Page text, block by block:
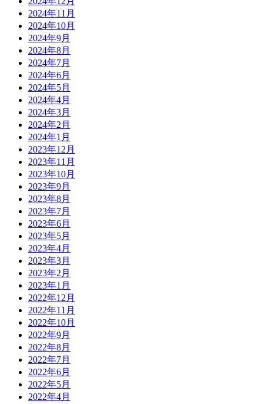
2024年11月
2024年10月
2024年9月
2024年8月
2024年7月
2024年6月
2024年5月
2024年4月
2024年3月
2024年2月
2024年1月
2023年12月
2023年11月
2023年10月
2023年9月
2023年8月
2023年7月
2023年6月
2023年5月
2023年4月
2023年3月
2023年2月
2023年1月
2022年12月
2022年11月
2022年10月
2022年9月
2022年8月
2022年7月
2022年6月
2022年5月
2022年4月